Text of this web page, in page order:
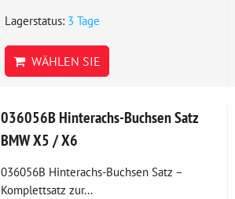
Lagerstatus: 3 Tage
WÄHLEN SIE
036056B Hinterachs-Buchsen Satz
BMW X5 / X6
036056B Hinterachs-Buchsen Satz –
Komplettsatz zur...